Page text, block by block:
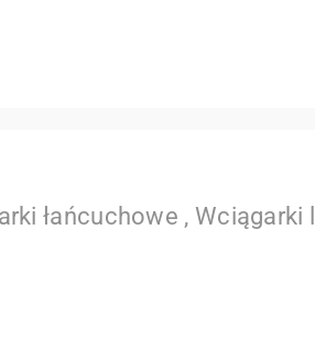
łańcuchowe , Wciągarki